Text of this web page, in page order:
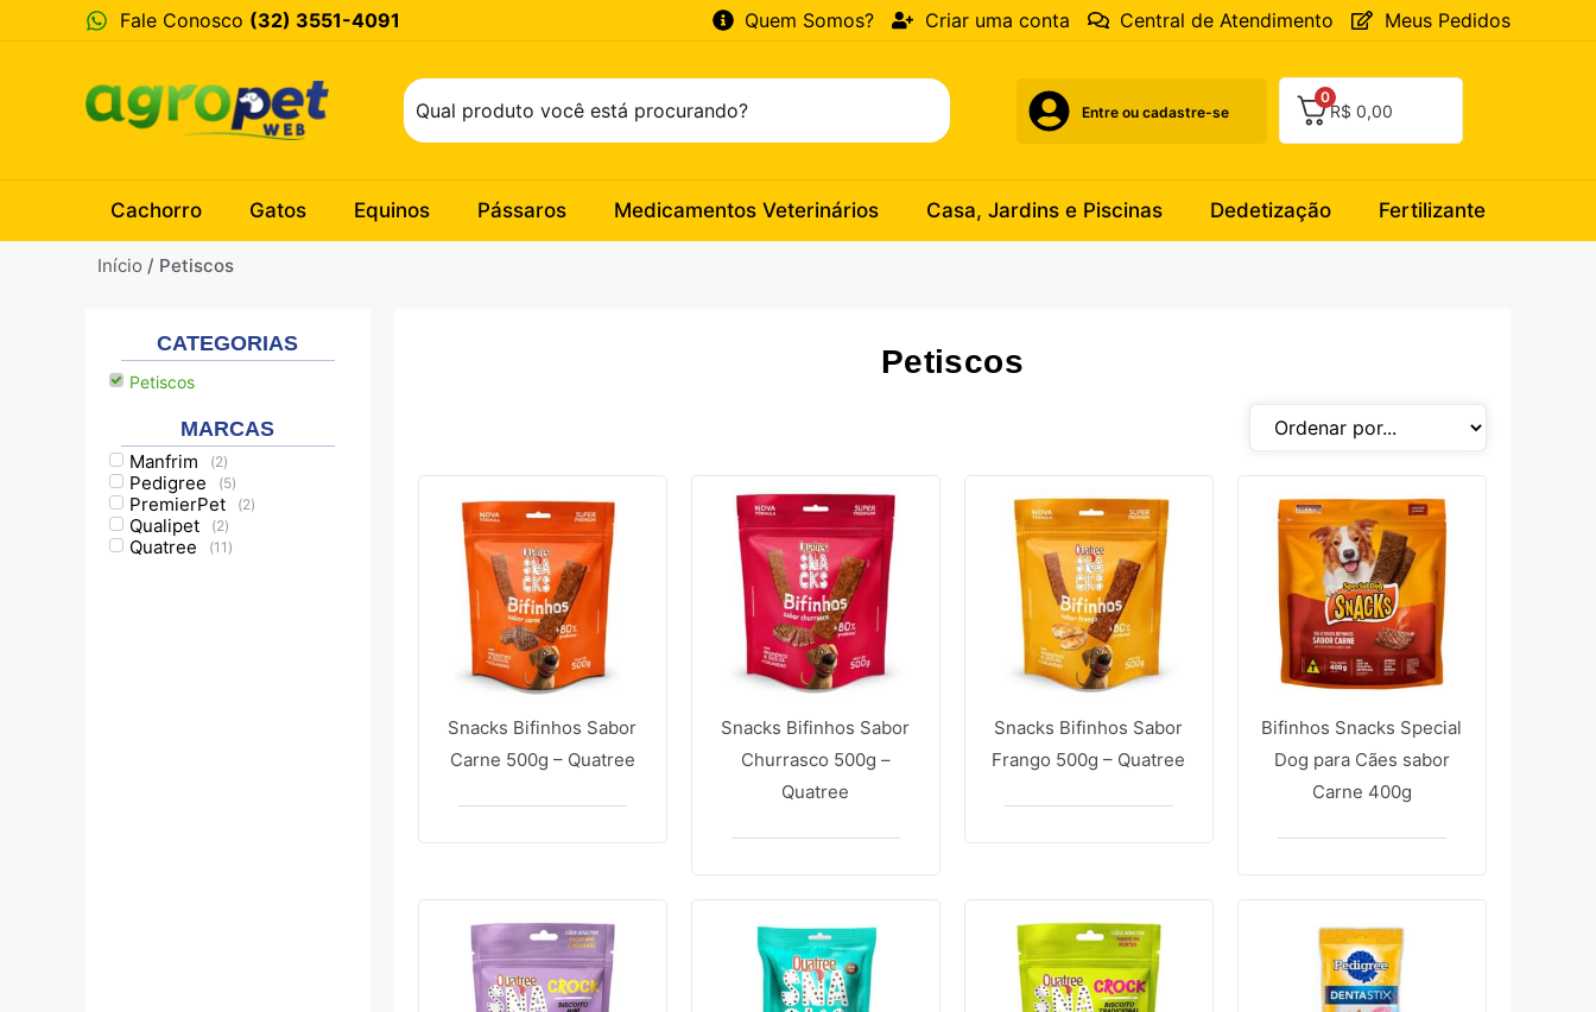
Fale Conosco (32) 3551-4091 Quem Somos? Criar uma conta Central de Atendimento Meus Pedidos
Entre ou cadastre-se
0
R$ 0,00
Cachorro Gatos Equinos Pássaros Medicamentos Veterinários Casa, Jardins e Piscinas Dedetização Fertilizante
Início / Petiscos
CATEGORIAS
Petiscos
MARCAS
Manfrim (2)
Pedigree (5)
PremierPet (2)
Qualipet (2)
Quatree (11 )
Petiscos
Snacks Bifinhos Sabor
Carne 500g – Quatree
Snacks Bifinhos Sabor
Churrasco 500g –
Quatree
Snacks Bifinhos Sabor
Frango 500g – Quatree
Bifinhos Snacks Special
Dog para Cães sabor
Carne 400g